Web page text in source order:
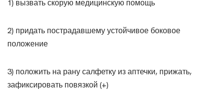
1) вызвать скорую медицинскую помощь
2) придать пострадавшему устойчивое боковое
положение
3) положить на рану салфетку из аптечки, прижать,
зафиксировать повязкой (+)